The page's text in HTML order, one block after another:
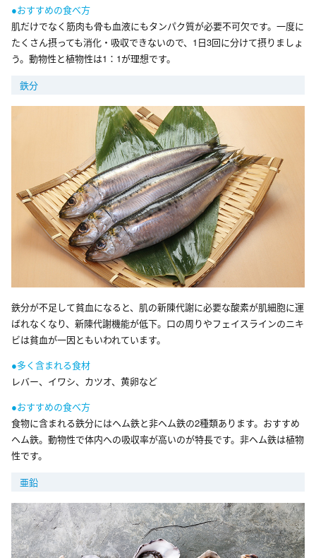
●おすすめの食べ方
肌だけでなく筋肉も骨も血液にもタンパク質が必要不可欠です。一度に
たくさん摂っても消化・吸収できないので、1日3回に分けて摂りましょ
う。動物性と植物性は1：1が理想です。
鉄分
鉄分が不足して貧血になると、肌の新陳代謝に必要な酸素が肌細胞に運
ばれなくなり、新陳代謝機能が低下。口の周りやフェイスラインのニキ
ビは貧血が一因ともいわれています。
●多く含まれる食材
レバー、イワシ、カツオ、黄卵など
●おすすめの食べ方
食物に含まれる鉄分にはヘム鉄と非ヘム鉄の2種類あります。おすすめ
ヘム鉄。動物性で体内への吸収率が高いのが特長です。非ヘム鉄は植物
性です。
亜鉛